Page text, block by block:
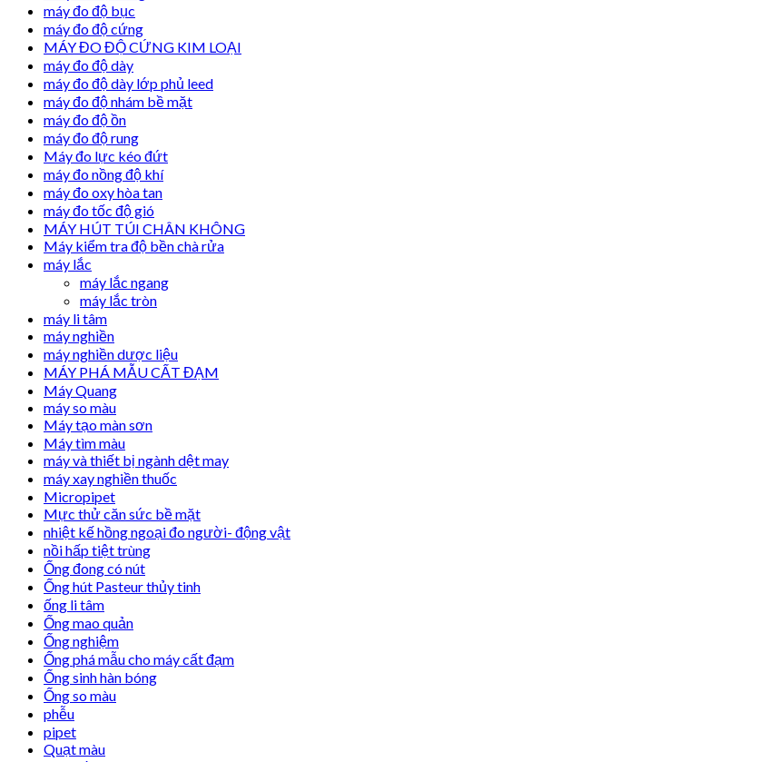
máy đo độ bục
máy đo độ cứng
MÁY ĐO ĐỘ CỨNG KIM LOẠI
máy đo độ dày
máy đo độ dày lớp phủ leed
máy đo độ nhám bề mặt
máy đo độ ồn
máy đo độ rung
Máy đo lực kéo đứt
máy đo nồng độ khí
máy đo oxy hòa tan
máy đo tốc độ gió
MÁY HÚT TÚI CHÂN KHÔNG
Máy kiểm tra độ bền chà rửa
máy lắc
máy lắc ngang
máy lắc tròn
máy li tâm
máy nghiền
máy nghiền dược liệu
MÁY PHÁ MẪU CẤT ĐẠM
Máy Quang
máy so màu
Máy tạo màn sơn
Máy tìm màu
máy và thiết bị ngành dệt may
máy xay nghiền thuốc
Micropipet
Mực thử căn sức bề mặt
nhiệt kế hồng ngoại đo người- động vật
nồi hấp tiệt trùng
Ống đong có nút
Ống hút Pasteur thủy tinh
ống li tâm
Ống mao quản
Ống nghiệm
Ống phá mẫu cho máy cất đạm
Ống sinh hàn bóng
Ống so màu
phễu
pipet
Quạt màu